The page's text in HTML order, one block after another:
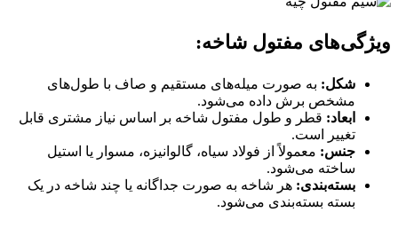
ویژگی‌های مفتول شاخه:
شکل: به صورت میله‌های مستقیم و صاف با طول‌های
مشخص برش داده می‌شود.
ابعاد: قطر و طول مفتول شاخه بر اساس نیاز مشتری قابل
تغییر است.
جنس: معمولاً از فولاد سیاه، گالوانیزه، مسوار یا استیل
ساخته می‌شود.
بسته‌بندی: هر شاخه به صورت جداگانه یا چند شاخه در یک
بسته بسته‌بندی می‌شود.